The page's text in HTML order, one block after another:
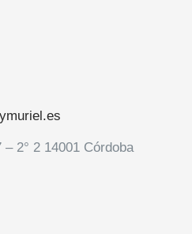
2° 2 14001 Córdoba